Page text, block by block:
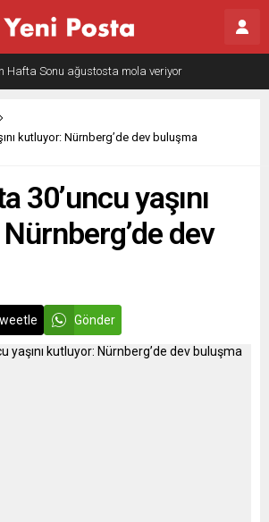
geleceği: Teknokratik kontrol mü, kolonializm mi?
kutluyor: Nürnberg’de dev buluşma
30’uncu yaşını
dev
Gönder